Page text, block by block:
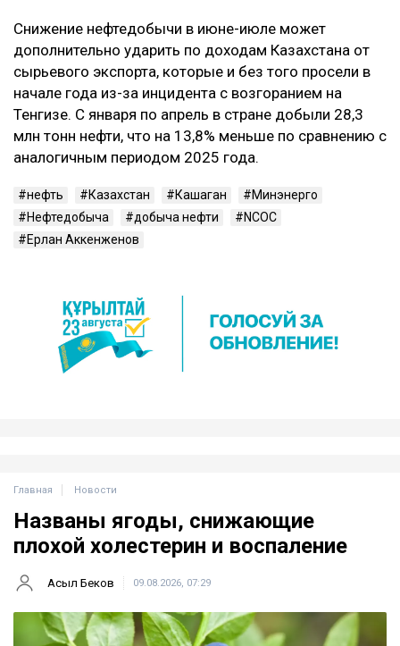
Снижение нефтедобычи в июне-июле может
дополнительно ударить по доходам Казахстана от
сырьевого экспорта, которые и без того просели в
начале года из-за инцидента с возгоранием на
Тенгизе. С января по апрель в стране добыли 28,3
млн тонн нефти, что на 13,8% меньше по сравнению с
аналогичным периодом 2025 года.
нефть Казахстан Кашаган
Минэнерго
Нефтедобыча
добыча нефти
NCOC
Ерлан Аккенженов
Главная Новости
Названы ягоды, снижающие
плохой холестерин и воспаление
Асыл Беков 09.08.2026, 07:29